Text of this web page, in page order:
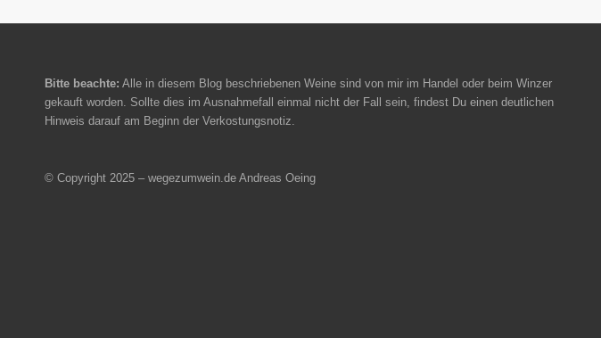
Bitte beachte: Alle in diesem Blog beschriebenen Weine sind von mir im Handel oder beim Winzer
gekauft worden. Sollte dies im Ausnahmefall einmal nicht der Fall sein, findest Du einen deutlichen
Hinweis darauf am Beginn der Verkostungsnotiz.
© Copyright 2025 – wegezumwein.de Andreas Oeing